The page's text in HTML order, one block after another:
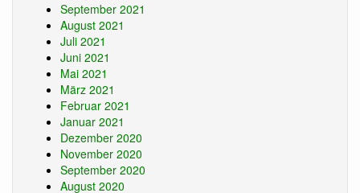
September 2021
August 2021
Juli 2021
Juni 2021
Mai 2021
März 2021
Februar 2021
Januar 2021
Dezember 2020
November 2020
September 2020
August 2020